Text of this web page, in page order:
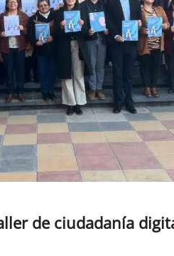
de ciudadanía